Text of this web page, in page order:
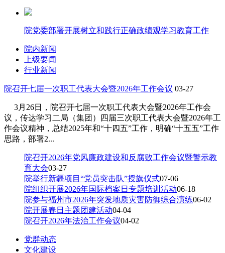
院党委部署开展树立和践行正确政绩观学习教育工作
院内新闻
上级要闻
行业新闻
院召开七届一次职工代表大会暨2026年工作会议 03-27
3月26日，院召开七届一次职工代表大会暨2026年工作会
议，传达学习二局（集团）四届三次职工代表大会暨2026年工
作会议精神，总结2025年和“十四五”工作，明确“十五五”工作
思路，部署2...
院召开2026年党风廉政建设和反腐败工作会议暨警示教
育大会03-27
院举行新疆项目“党员突击队”授旗仪式07-06
院组织开展2026年国际档案日专题培训活动06-18
院参与福州市2026年突发地质灾害防御综合演练06-02
院开展春日主题团建活动04-04
院召开2026年法治工作会议04-02
党群动态
文化建设